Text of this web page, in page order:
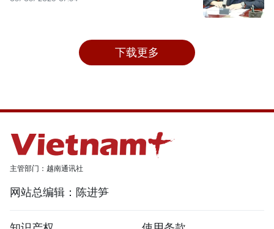
下载更多
主管部门：越南通讯社
网站总编辑：陈进笋